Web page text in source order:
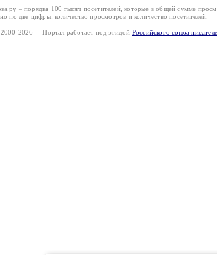
– порядка 100 тысяч посетителей, которые в общей сумме
по две цифры: количество просмотров и количество посетителей.
2000-2026 Портал работает под эгидой Российского союза